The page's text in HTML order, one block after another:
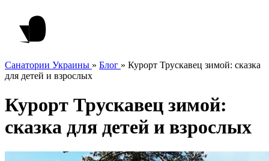
Санатории Украины » Блог » Курорт Трускавец зимой: сказка
для детей и взрослых
Курорт Трускавец зимой:
сказка для детей и взрослых